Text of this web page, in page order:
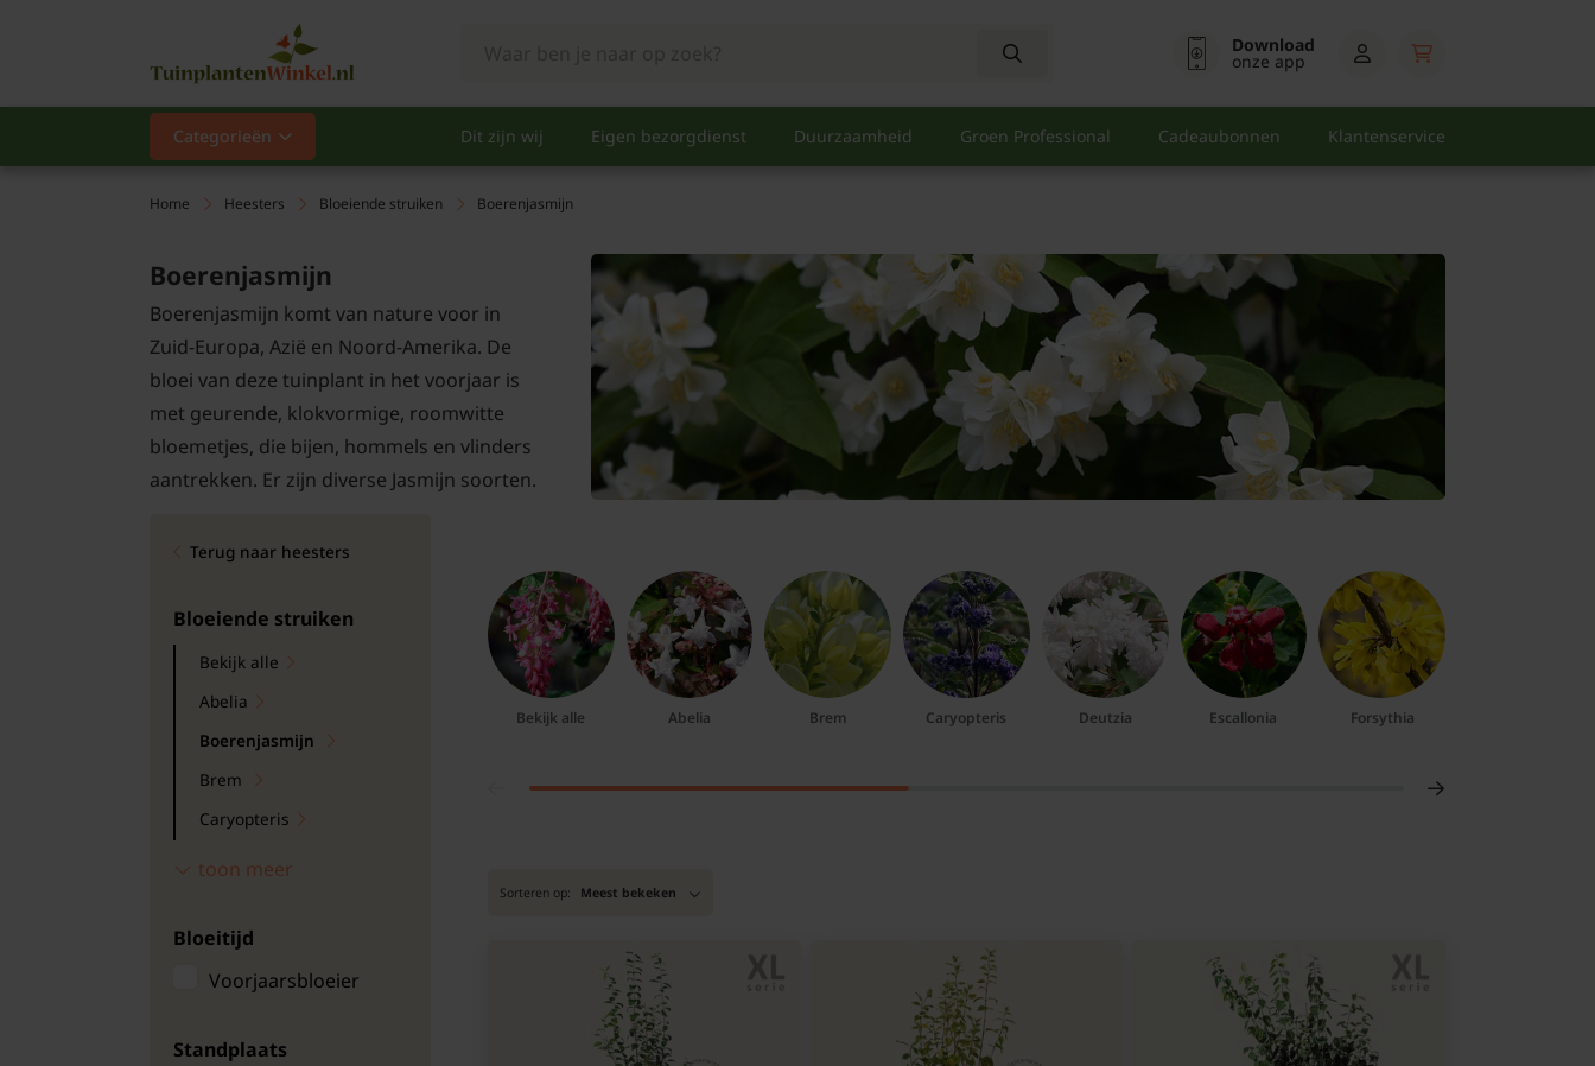
Download
onze app
Categorieën Dit zijn wij Eigen bezorgdienst Duurzaamheid Groen Professional Cadeaubonnen Klantenservice
Categorieën
Populair
Heesters
Hagen
Klimplanten
Fruit
Bomen
Leibomen
Bloembollen
Tuinbenodigdheden
Kamerplanten
Home Heesters Bloeiende struiken Boerenjasmijn
Boerenjasmijn
Boerenjasmijn komt van nature voor in
Zuid-Europa, Azië en Noord-Amerika. De
bloei van deze tuinplant in het voorjaar is
met geurende, klokvormige, roomwitte
bloemetjes, die bijen, hommels en vlinders
aantrekken. Er zijn diverse Jasmijn soorten.
Terug naar heesters
Bloeiende struiken
Bekijk alle
Abelia
Boerenjasmijn
Brem
Caryopteris
Forsythia
Hertshooi
Loodkruid
toon meer
Bloeitijd
Voorjaarsbloeier
Standplaats
Bekijk alle Abelia Brem Caryopteris Deutzia Escallonia Forsythia
Sorteren op: Meest bekeken